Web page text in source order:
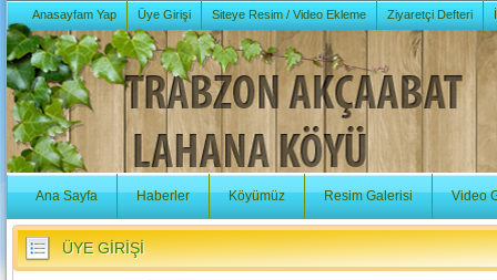
Anasayfam Yap Üye Girişi Siteye Resim / Video Ekleme Ziyaretçi Defteri
Ana Sayfa Haberler Köyümüz Resim Galerisi Video
ÜYE GİRİŞİ